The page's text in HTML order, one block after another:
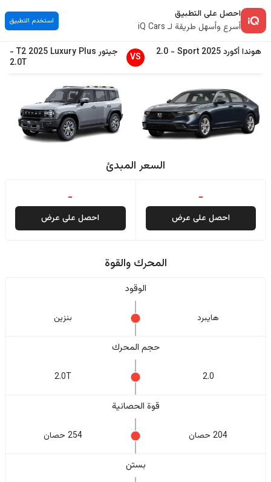
احصل على التطبيق
أسرع وأسهل طريقة لـ iQ Cars
استخدم التطبيق
هونداأكورد2025
Sport
-
2.0
VS جيتور T2 2025 Luxury Plus
-
2.0T
السعر المبدئ
-
احصل على عرض
-
احصل على عرض
المحرك والقوة
الوقود
هايبرد بنزين
حجم المحرك
2.0
2.0T
قوة الحصانية
204 حصان 254 حصان
بستن